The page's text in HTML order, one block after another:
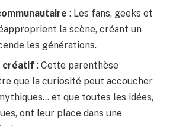
: Les fans, geeks et
la scène, créant un
les générations.
créatif : Cette parenthèse
que la curiosité peut accoucher
et que toutes les idées,
ont leur place dans une